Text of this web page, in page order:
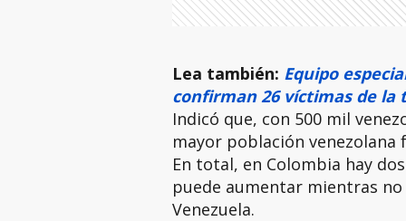
Lea también: Equipo
confirman 26 víctimas de la
Indicó que, con 500 mil
mayor población
En total, en Colombia hay
puede aumentar mientras
Venezuela.